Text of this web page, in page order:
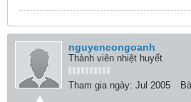
nguyencongoanh
Thành viên nhiệt huyết
Tham gia ngày: Jul 2005